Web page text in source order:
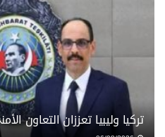
تركيا وليبيا تعززان التعاون